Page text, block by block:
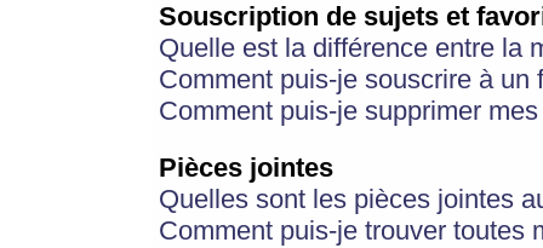
Souscription de sujets et
Quelle est la différence entre la
Comment puis-je souscrire à
Comment puis-je supprimer
Pièces jointes
Quelles sont les pièces jointes
Comment puis-je trouver toutes